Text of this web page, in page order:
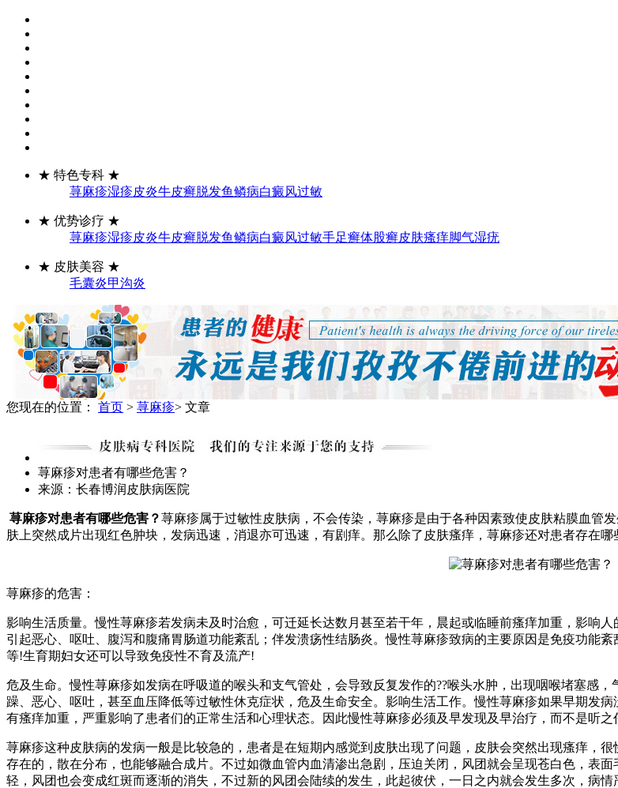
★ 特色专科 ★
荨麻疹湿疹皮炎牛皮癣脱发鱼鳞病白癜风过敏
★ 优势诊疗 ★
荨麻疹湿疹皮炎牛皮癣脱发鱼鳞病白癜风过敏手足癣体股癣皮肤瘙痒脚气湿疣
★ 皮肤美容 ★
毛囊炎甲沟炎
您现在的位置： 首页 > 荨麻疹> 文章
荨麻疹对患者有哪些危害？
来源：长春博润皮肤病医院
荨麻疹对患者有哪些危害？荨麻疹属于过敏性皮肤病，不会传染，荨麻疹是由于各种因素致使皮肤粘膜血管
肤上突然成片出现红色肿块，发病迅速，消退亦可迅速，有剧痒。那么除了皮肤瘙痒，荨麻疹还对患者存在
荨麻疹的危害：
影响生活质量。慢性荨麻疹若发病未及时治愈，可迁延长达数月甚至若干年，晨起或临睡前瘙痒加重，影响
引起恶心、呕吐、腹泻和腹痛胃肠道功能紊乱；伴发溃疡性结肠炎。慢性荨麻疹致病的主要原因是免疫功能
等!生育期妇女还可以导致免疫性不育及流产!
危及生命。慢性荨麻疹如发病在呼吸道的喉头和支气管处，会导致反复发作的??喉头水肿，出现咽喉堵塞感
躁、恶心、呕吐，甚至血压降低等过敏性休克症状，危及生命安全。影响生活工作。慢性荨麻疹如果早期发
有瘙痒加重，严重影响了患者们的正常生活和心理状态。因此慢性荨麻疹必须及早发现及早治疗，而不是听之
荨麻疹这种皮肤病的发病一般是比较急的，患者是在短期内感觉到皮肤出现了问题，皮肤会突然出现瘙痒，
存在的，散在分布，也能够融合成片。不过如微血管内血清渗出急剧，压迫关闭，风团就会呈现苍白色，表
轻，风团也会变成红斑而逐渐的消失，不过新的风团会陆续的发生，此起彼伏，一日之内就会发生多次，病